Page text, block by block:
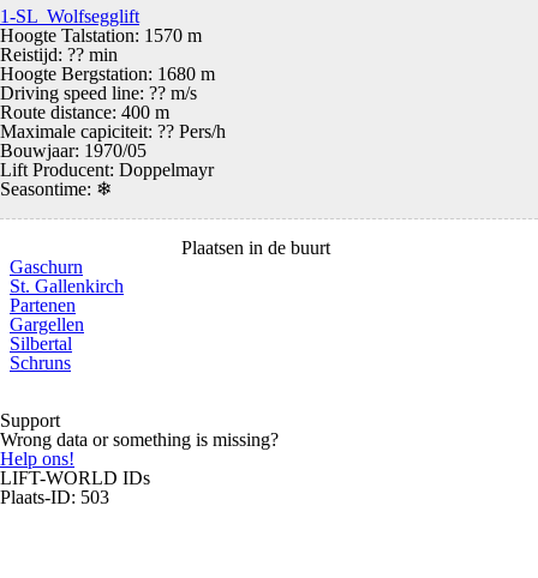
1-SL Wolfsegglift
Hoogte Talstation: 1570 m
Reistijd: ?? min
Hoogte Bergstation: 1680 m
Driving speed line: ?? m/s
Route distance: 400 m
Maximale capiciteit: ?? Pers/h
Bouwjaar: 1970/05
Lift Producent: Doppelmayr
Seasontime: ❄
Plaatsen in de buurt
Gaschurn
St. Gallenkirch
Partenen
Gargellen
Silbertal
Schruns
Support
Wrong data or something is missing?
Help ons!
LIFT-WORLD IDs
Plaats-ID: 503